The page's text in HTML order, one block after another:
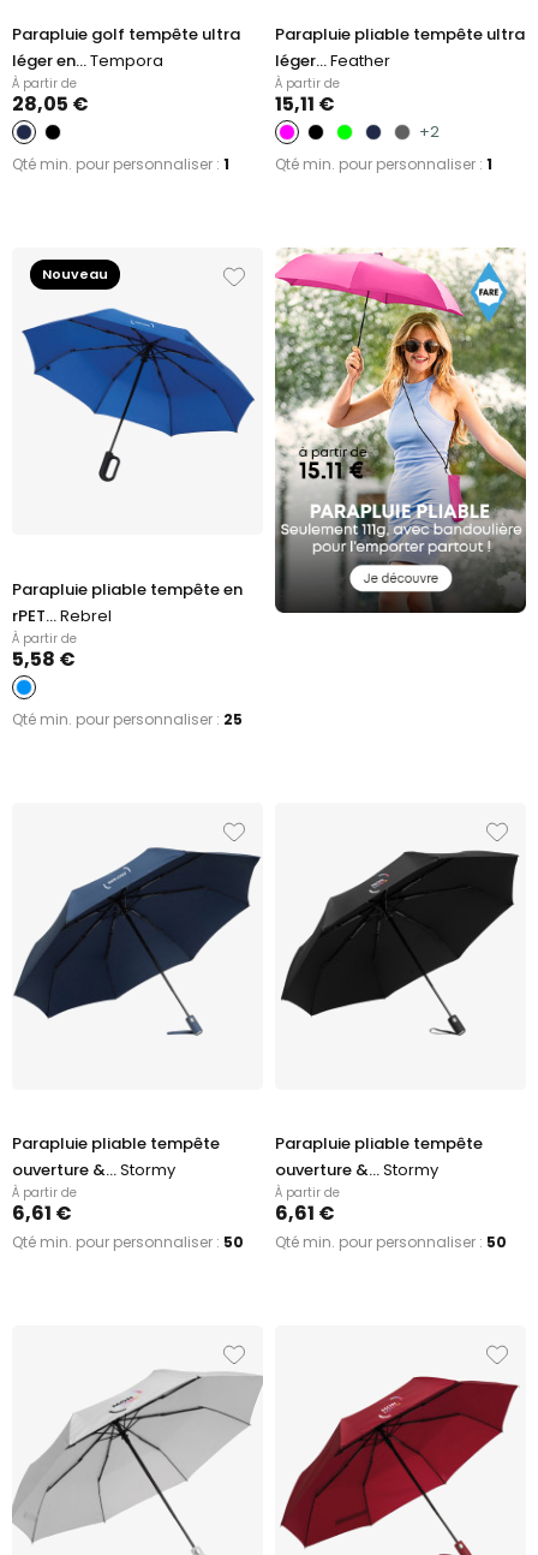
Parapluie golf tempête ultra
léger en...Tempora
À partir de
28,05 €
Qté min. pour personnaliser : 1
Parapluie pliable tempête ultra
léger...Feather
À partir de
15,11 €
+2
Qté min. pour personnaliser : 1
Parapluie pliable tempête en
rPET...Rebrel
À partir de
5,58 €
Nouveau
Qté min. pour personnaliser : 25
Parapluie pliable tempête
ouverture &...Stormy
À partir de
6,61 €
Qté min. pour personnaliser : 50
Parapluie pliable tempête
ouverture &...Stormy
À partir de
6,61 €
Qté min. pour personnaliser : 50